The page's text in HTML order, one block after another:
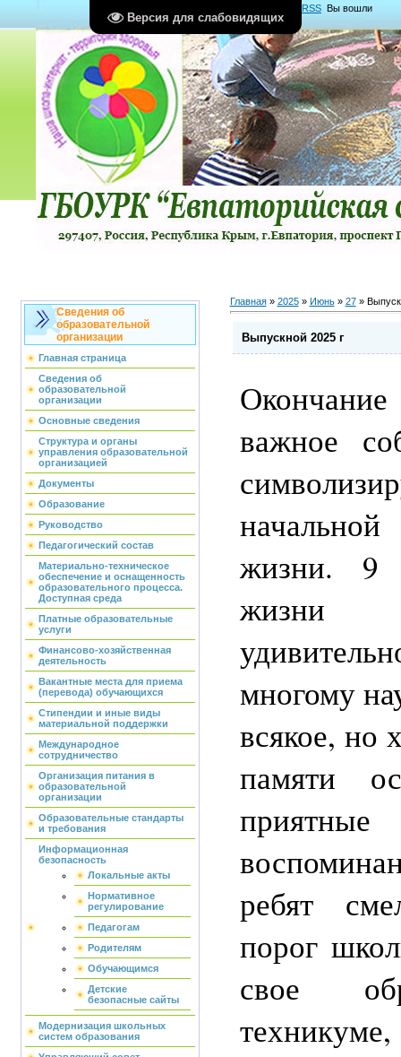
Версия для слабовидящих
RSS Вы вошли
какГость Группа "Гости"
Сведения об
образовательной
организации
Главная страница
Сведения об
образовательной
организации
Основные сведения
Структура и органы
управления образовательной
организацией
Документы
Образование
Руководство
Педагогический состав
Материально-техническое
обеспечение и оснащенность
образовательного процесса.
Доступная среда
Платные образовательные
услуги
Финансово-хозяйственная
деятельность
Вакантные места для приема
(перевода) обучающихся
Стипендии и иные виды
материальной поддержки
Международное
сотрудничество
Организация питания в
образовательной
организации
Образовательные стандарты
и требования
Информационная
безопасность
Локальные акты
Нормативное
регулирование
Педагогам
Родителям
Обучающимся
Детские
безопасные сайты
Модернизация школьных
систем образования
Главная» 2025 » Июнь » 27»
Выпускной 2025 г
важное
жизни. 9
жизни
многому
всякое, но
памяти
ребят
порог
свое